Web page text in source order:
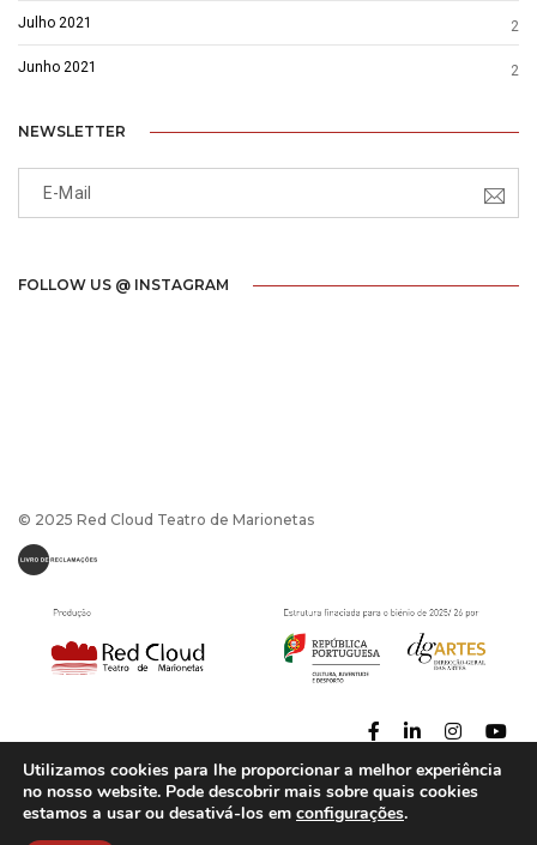
Julho 2021 2
Junho 2021 2
NEWSLETTER
FOLLOW US @ INSTAGRAM
© 2025 Red Cloud Teatro de Marionetas
Termos e Condições
Utilizamos cookies para lhe proporcionar a melhor experiência
no nosso website. Pode descobrir mais sobre quais cookies
estamos a usar ou desativá-los em configurações.